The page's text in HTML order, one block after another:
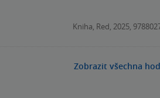
Kniha, Red, 2025,
Zobrazit všechna